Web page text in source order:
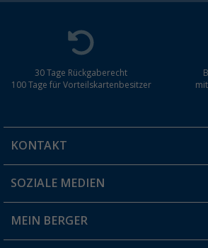
30 Tage Rückgaberecht
100 Tage für Vorteilskartenbesitzer
KONTAKT
Du hast eine Frage?
Filiale finden
SOZIALE MEDIEN
MEIN BERGER